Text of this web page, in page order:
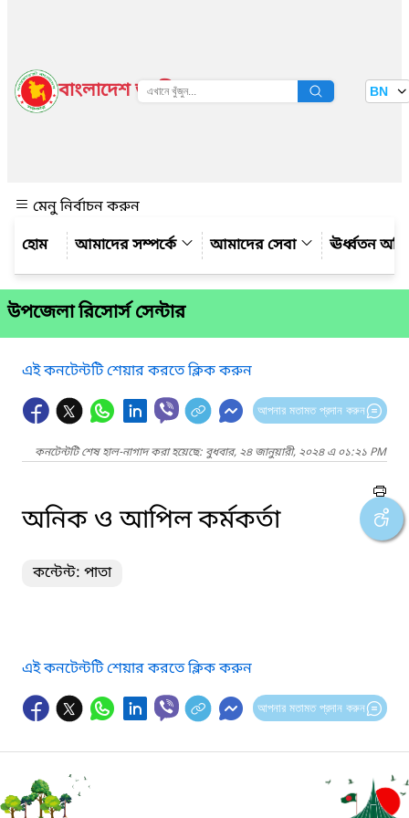
বাংলাদেশ জাতীয় তথ্য বাতায়ন BN
মেনু নির্বাচন করুন
আমাদের সম্পর্কে
আমাদের সেবা ঊর্ধ্বতন
উপজেলা রিসোর্স সেন্টার
এই কনটেন্টটি শেয়ার করতে ক্লিক করুন
আপনার মতামত প্রদান করুন
কনটেন্টটি শেষ হাল-নাগাদ করা হয়েছে: বুধবার, ২৪ জানুয়ারী, ২০২৪ এ ০১:২১ PM
অনিক ও আপিল কর্মকর্তা
কন্টেন্ট: পাতা
এই কনটেন্টটি শেয়ার করতে ক্লিক করুন
আপনার মতামত প্রদান করুন